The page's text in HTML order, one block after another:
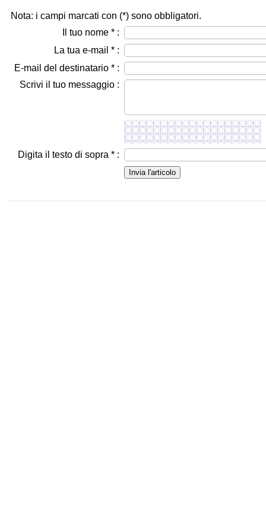
Nota: i campi marcati con (*) sono obbligatori.
Il tuo nome * :
La tua e-mail * :
E-mail del destinatario * :
Scrivi il tuo messaggio :
Digita il testo di sopra * :